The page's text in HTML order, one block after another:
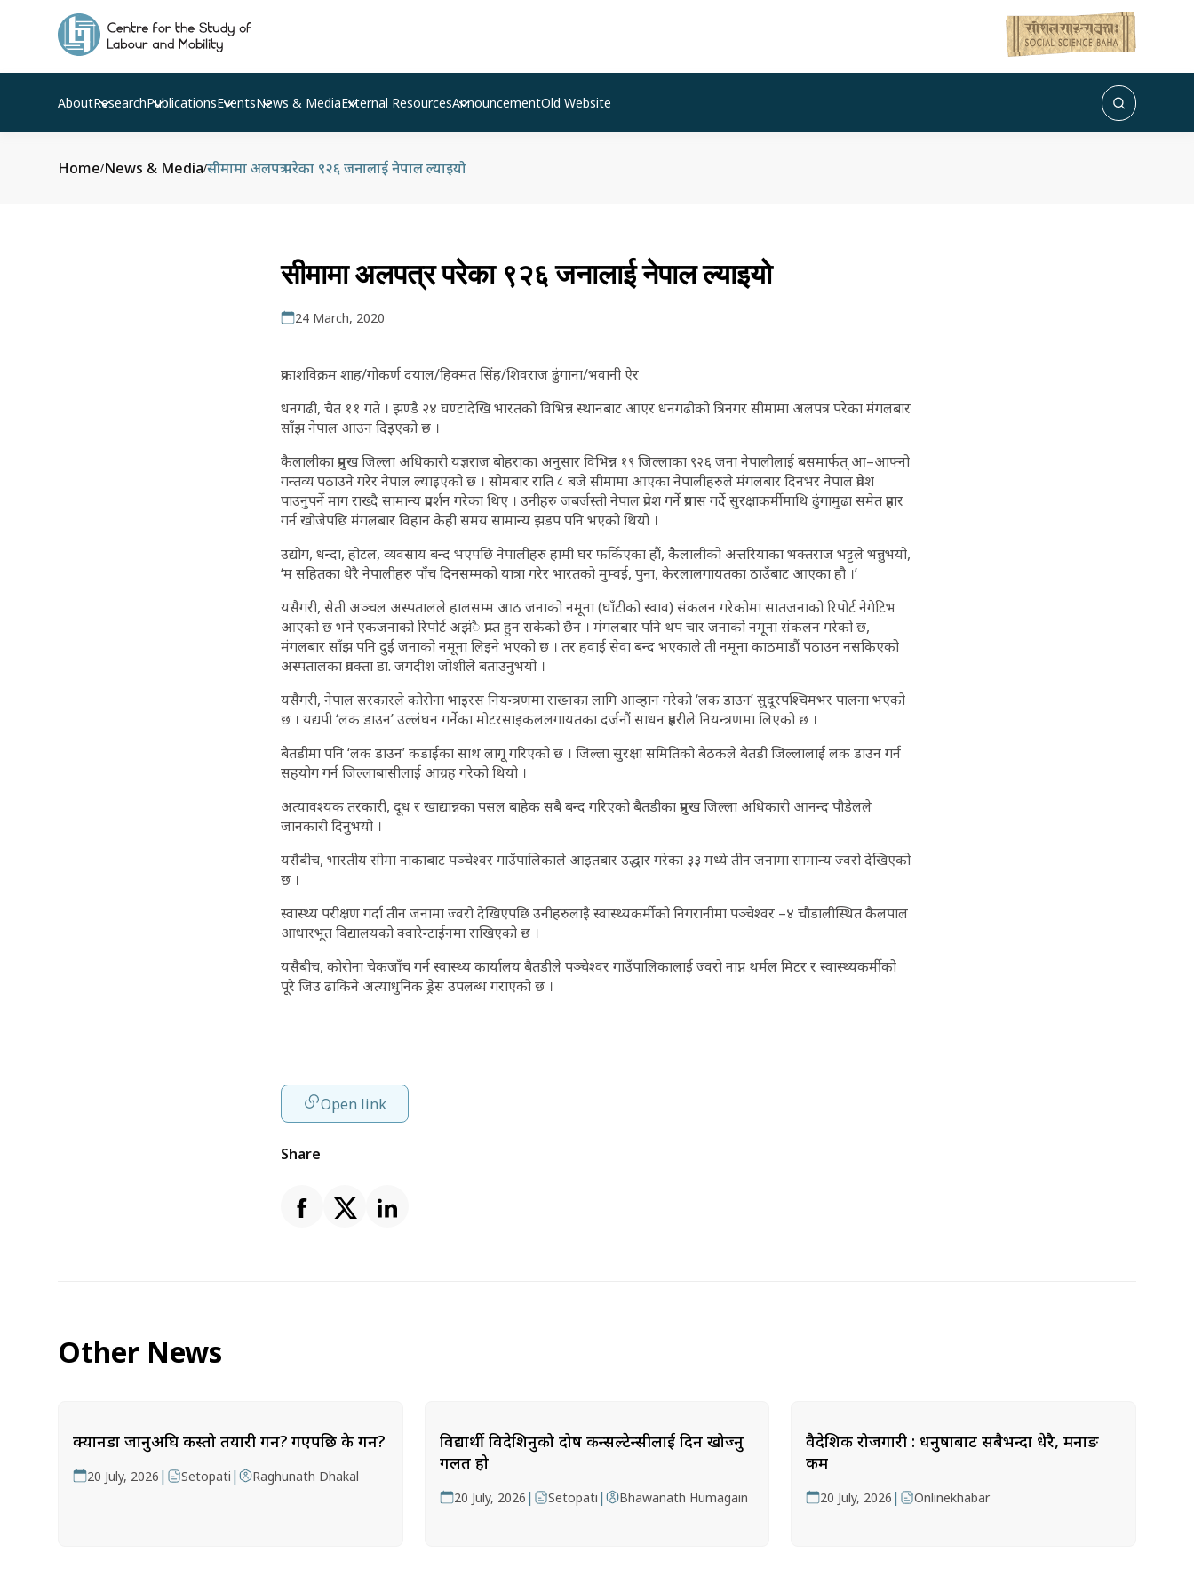
AboutResearchPublicationsEventsNews & MediaExternal ResourcesAnnouncementOld Website
Home/News & Media/सीमामा अलपत्र परेका ९२६ जनालाई नेपाल ल्याइयो
सीमामा अलपत्र परेका ९२६ जनालाई नेपाल ल्याइयो
24 March, 2020
प्रकाशविक्रम शाह/गोकर्ण दयाल/हिक्मत सिंह/शिवराज ढुंगाना/भवानी ऐर
धनगढी, चैत ११ गते । झण्डै २४ घण्टादेखि भारतको विभिन्न स्थानबाट आएर धनगढीको त्रिनगर सीमामा अलपत्र परेका मंगलबार
साँझ नेपाल आउन दिइएको छ ।
कैलालीका प्रमुख जिल्ला अधिकारी यज्ञराज बोहराका अनुसार विभिन्न १९ जिल्लाका ९२६ जना नेपालीलाई बसमार्फत् आ–आफ्नो
गन्तव्य पठाउने गरेर नेपाल ल्याइएको छ । सोमबार राति ८ बजे सीमामा आएका नेपालीहरुले मंगलबार दिनभर नेपाल प्रवेश
पाउनुपर्ने माग राख्दै सामान्य प्रदर्शन गरेका थिए । उनीहरु जबर्जस्ती नेपाल प्रवेश गर्ने प्रयास गर्दे सुरक्षाकर्मीमाथि ढुंगामुढा समेत प्रहार
गर्न खोजेपछि मंगलबार विहान केही समय सामान्य झडप पनि भएको थियो ।
उद्योग, धन्दा, होटल, व्यवसाय बन्द भएपछि नेपालीहरु हामी घर फर्किएका हौं, कैलालीको अत्तरियाका भक्तराज भट्टले भन्नुभयो,
‘म सहितका धेरै नेपालीहरु पाँच दिनसम्मको यात्रा गरेर भारतको मुम्वई, पुना, केरलालगायतका ठाउँबाट आएका हौ ।’
यसैगरी, सेती अञ्चल अस्पतालले हालसम्म आठ जनाको नमूना (घाँटीको स्वाव) संकलन गरेकोमा सातजनाको रिपोर्ट नेगेटिभ
आएको छ भने एकजनाको रिपोर्ट अझंै प्राप्त हुन सकेको छैन । मंगलबार पनि थप चार जनाको नमूना संकलन गरेको छ,
मंगलबार साँझ पनि दुई जनाको नमूना लिइने भएको छ । तर हवाई सेवा बन्द भएकाले ती नमूना काठमाडौं पठाउन नसकिएको
अस्पतालका प्रवक्ता डा. जगदीश जोशीले बताउनुभयो ।
यसैगरी, नेपाल सरकारले कोरोना भाइरस नियन्त्रणमा राख्नका लागि आव्हान गरेको ‘लक डाउन’ सुदूरपश्चिमभर पालना भएको
छ । यद्यपी ‘लक डाउन’ उल्लंघन गर्नेका मोटरसाइकललगायतका दर्जनौं साधन प्रहरीले नियन्त्रणमा लिएको छ ।
बैतडीमा पनि ‘लक डाउन’ कडाईका साथ लागू गरिएको छ । जिल्ला सुरक्षा समितिको बैठकले बैतडी जिल्लालाई लक डाउन गर्न
सहयोग गर्न जिल्लाबासीलाई आग्रह गरेको थियो ।
अत्यावश्यक तरकारी, दूध र खाद्यान्नका पसल बाहेक सबै बन्द गरिएको बैतडीका प्रमुख जिल्ला अधिकारी आनन्द पौडेलले
जानकारी दिनुभयो ।
यसैबीच, भारतीय सीमा नाकाबाट पञ्चेश्वर गाउँपालिकाले आइतबार उद्धार गरेका ३३ मध्ये तीन जनामा सामान्य ज्वरो देखिएको
छ ।
स्वास्थ्य परीक्षण गर्दा तीन जनामा ज्वरो देखिएपछि उनीहरुलाइै स्वास्थ्यकर्मीको निगरानीमा पञ्चेश्वर –४ चौडालीस्थित कैलपाल
आधारभूत विद्यालयको क्वारेन्टाईनमा राखिएको छ ।
यसैबीच, कोरोना चेकजाँच गर्न स्वास्थ्य कार्यालय बैतडीले पञ्चेश्वर गाउँपालिकालाई ज्वरो नाप्न थर्मल मिटर र स्वास्थ्यकर्मीको
पूरै जिउ ढाकिने अत्याधुनिक ड्रेस उपलब्ध गराएको छ ।
Open link
Share
Other News
क्यानडा जानुअघि कस्तो तयारी गर्ने? गएपछि के गर्ने?
20 July, 2026 | Setopati | Raghunath Dhakal
विद्यार्थी विदेशिनुको दोष कन्सल्टेन्सीलाई दिन खोज्नु
गलत हो
20 July, 2026 | Setopati | Bhawanath Humagain
वैदेशिक रोजगारी : धनुषाबाट सबैभन्दा धेरै, मनाङ
कम
20 July, 2026 | Onlinekhabar